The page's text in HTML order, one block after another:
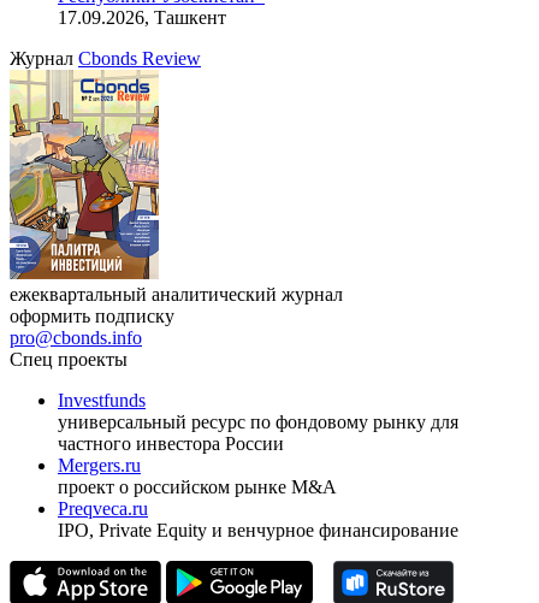
индийский рынок»
VIII международная конференция «Рынок капитала
Республики Узбекистан»
17.09.2026, Ташкент
ЖурналCbonds Review
оформить подписку
pro@cbonds.info
Спец проекты
Investfunds
универсальный ресурс по фондовому рынку для
частного инвестора России
проект о российском рынке M&A
Preqveca.ru